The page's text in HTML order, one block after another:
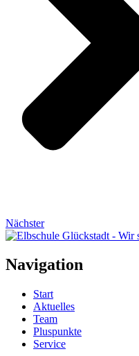
Nächster
Navigation
Start
Aktuelles
Team
Pluspunkte
Service